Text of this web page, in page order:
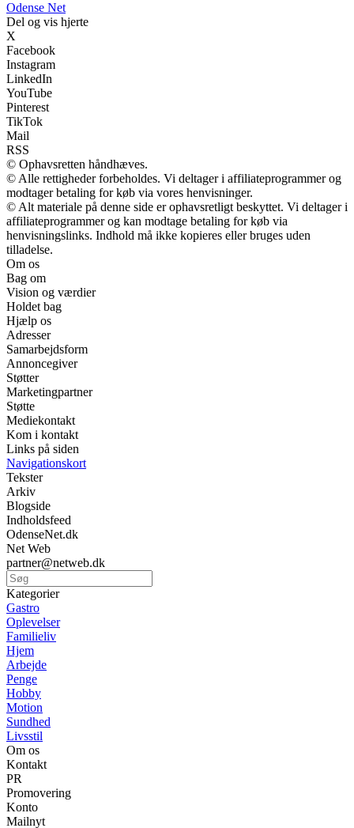
Odense Net
Del og vis hjerte
X
Facebook
Instagram
LinkedIn
YouTube
Pinterest
TikTok
Mail
RSS
© Ophavsretten håndhæves.
© Alle rettigheder forbeholdes. Vi deltager i affiliateprogrammer og
modtager betaling for køb via vores henvisninger.
© Alt materiale på denne side er ophavsretligt beskyttet. Vi deltager i
affiliateprogrammer og kan modtage betaling for køb via
henvisningslinks. Indhold må ikke kopieres eller bruges uden
tilladelse.
Om os
Bag om
Vision og værdier
Holdet bag
Hjælp os
Adresser
Samarbejdsform
Annoncegiver
Støtter
Marketingpartner
Støtte
Mediekontakt
Kom i kontakt
Links på siden
Navigationskort
Tekster
Arkiv
Blogside
Indholdsfeed
OdenseNet.dk
Net Web
partner@netweb.dk
Kategorier
Gastro
Oplevelser
Familieliv
Hjem
Arbejde
Penge
Hobby
Motion
Sundhed
Livsstil
Om os
Kontakt
PR
Promovering
Konto
Mailnyt